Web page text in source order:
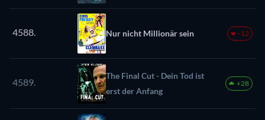
4588. Nur nicht Millionär sein -12
4589.
The Final Cut - Dein Tod ist
erst der Anfang
+28